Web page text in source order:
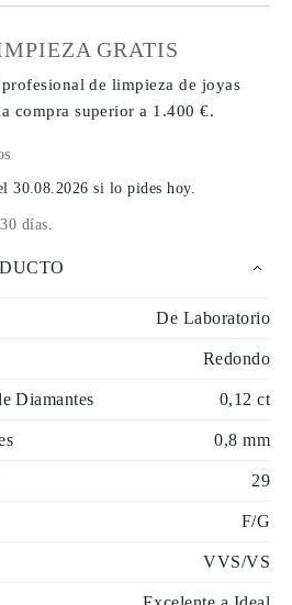
GRATIS
de limpieza de joyas
comprasuperior a 1.400 €.
30.08.2026 si lo pides hoy.
días.
De Laboratorio
Redondo
Diamantes 0,12 ct
0,8 mm
29
F/G
VVS/VS